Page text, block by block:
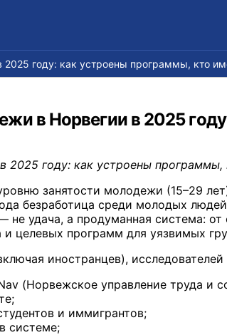
году: как устроены программы, кто
в Норвегии в 2025
году: как устроены программы,
занятости молодежи (15–29
безработица среди молодых
удача, а продуманная система: от
целевых программ для уязвимых
иностранцев),
(Норвежское управление труда и
и иммигрантов;
системе;